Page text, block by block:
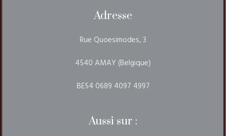
Adresse
Rue Quoesimodes, 3
4540 AMAY (Belgique)
BE54 0689 4097 4997
Aussi sur :